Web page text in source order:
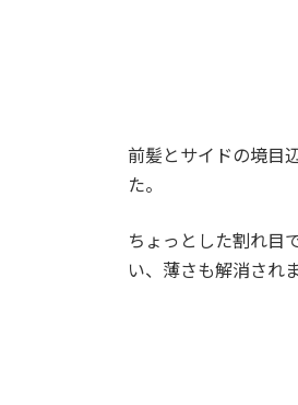
前髪とサイドの境目
た。
ちょっとした割れ目
い、薄さも解消されま